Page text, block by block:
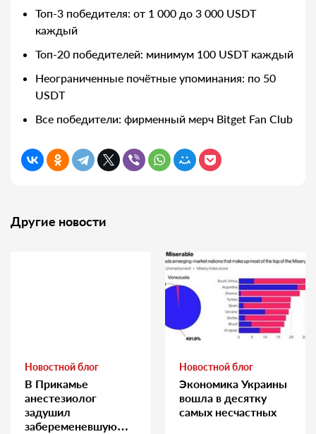
Топ-3 победителя: от 1 000 до 3 000 USDT
каждый
Топ-20 победителей: минимум 100 USDT каждый
Неограниченные почётные упоминания: по 50
USDT
Все победители: фирменный мерч Bitget Fan Club
Другие новости
Новостной блог
В Прикамье
анестезиолог
задушил
забеременевшую
Новостной блог
Экономика Украины
вошла в десятку
самых несчастных